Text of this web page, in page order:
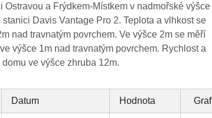
a Frýdkem-Místkem v nadmořské výšce
Davis Vantage Pro 2. Teplota a vlhkost se
nad travnatým povrchem. Ve výšce 2m se měří
výšce 1m nad travnatým povrchem. Rychlost a
ve výšce zhruba 12m.
Datum Hodnota Graf